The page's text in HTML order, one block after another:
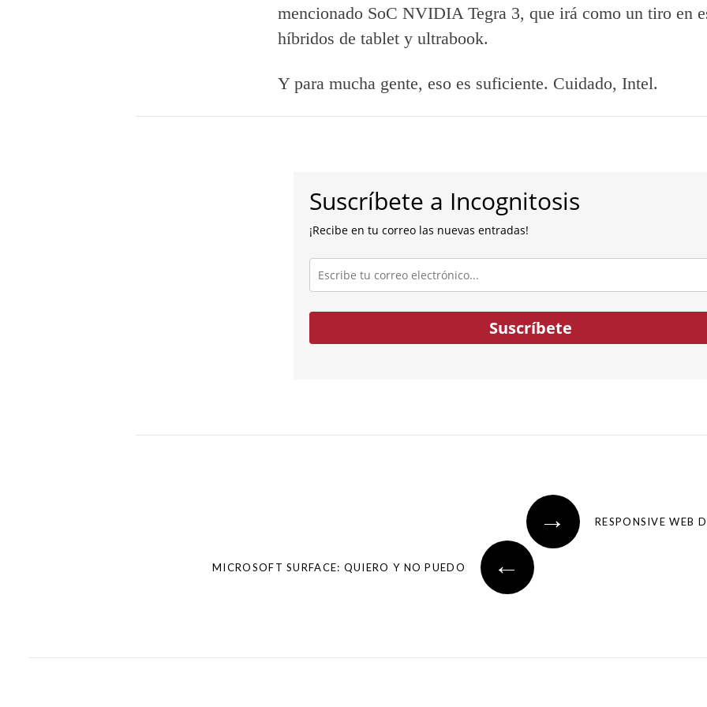
mencionado SoC NVIDIA Tegra 3, que irá como un tiro en
híbridos de tablet y ultrabook.
Y para mucha gente, eso es suficiente. Cuidado, Intel.
Suscríbete a Incognitosis
¡Recibe en tu correo las nuevas entradas!
Escribe
tu
correo
electrónico...
Suscríbete
→
←
MICROSOFT SURFACE: QUIERO Y NO PUEDO